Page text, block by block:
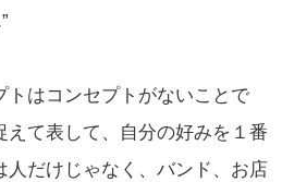
トはコンセプトがないことで
えて表して、自分の好みを１番
人だけじゃなく、バンド、お店